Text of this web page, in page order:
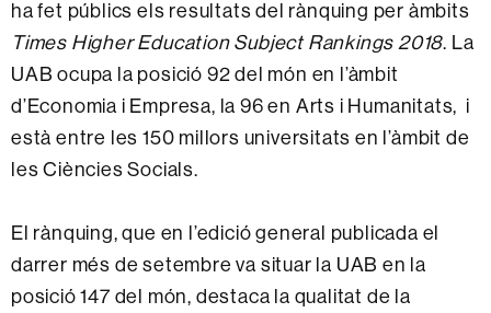
ha fet públics els resultats del rànquing per àmbits
Times Higher Education Subject Rankings 2018. La
UAB ocupa la posició 92 del món en l’àmbit
d’Economia i Empresa, la 96 en Arts i Humanitats, i
està entre les 150 millors universitats en l’àmbit de
les Ciències Socials.
El rànquing, que en l’edició general publicada el
darrer més de setembre va situar la UAB en la
posició 147 del món, destaca la qualitat de la